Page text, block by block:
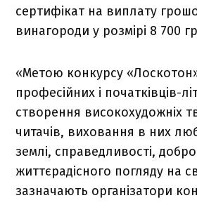
сертифікат на виплату
винагороди у розмірі 8 700
«Метою конкурсу
професійних і початківців-
створення високохудожніх
читачів, виховання в них
землі, справедливості,
життєрадісного погляду на
зазначають організатори